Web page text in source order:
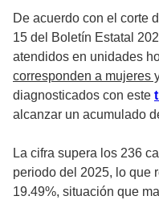
De acuerdo con el corte
15 del Boletín Estatal
atendidos en unidades
corresponden a mujeres
diagnosticados con este
alcanzar un acumulado
La cifra supera los 236
periodo del 2025, lo que
19.49%, situación que